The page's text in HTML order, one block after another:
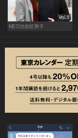
Vol.5
NEO渋谷区男子